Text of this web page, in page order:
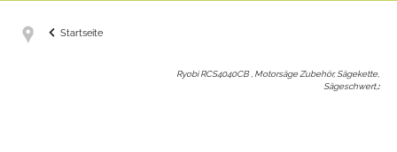
Startseite
Ryobi RCS4040CB , Motorsäge Zubehör, Sägekette,
Sägeschwert,: